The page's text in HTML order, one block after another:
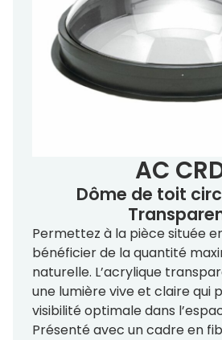
AC
Dôme de toit
Permettez à la pièce située
bénéficier de la quantité
naturelle. L’acrylique
une lumière vive et claire qui
visibilité optimale dans
Présenté avec un cadre en